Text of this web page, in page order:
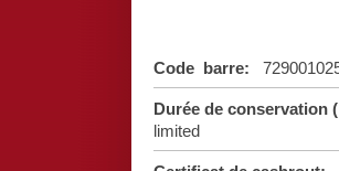
Code barre:
Durée de
limited